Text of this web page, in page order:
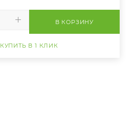
В КОРЗИНУ
КУПИТЬ В 1 КЛИК